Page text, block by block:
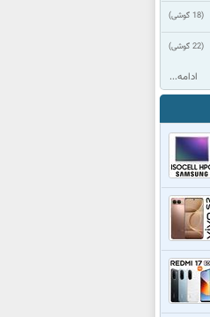
(18 گوشی)
(22 گوشی)
ادامه...